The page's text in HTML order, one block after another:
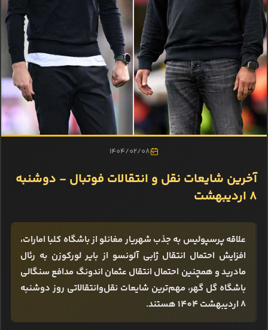
1404/02/08
آخرین شایعات نقل و انتقالات فوتبال - دوشنبه
8 اردیبهشت
علاقه پرسپولیس به جذب شهریار مغانلو از باشگاه کلبا امارات،
افزایش احتمال انتقال ژابی آلونسو از بایر لورکوزن به رئال
مادرید و همچنین احتمال انتقال عثمان اندونگ مدافع سنگالی
باشگاه گل گهر، مهم‌ترین شایعات نقل‌وانتقالاتی روز دوشنبه
8 اردیبهشت 1404 هستند.